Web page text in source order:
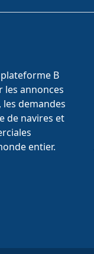
B
les annonces
les demandes
de navires et
entier.